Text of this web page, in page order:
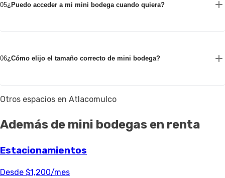
05¿Puedo acceder a mi mini bodega cuando quiera?
06¿Cómo elijo el tamaño correcto de mini bodega?
Otros espacios en Atlacomulco
Además de mini bodegas en renta
Estacionamientos
Desde $1,200/mes